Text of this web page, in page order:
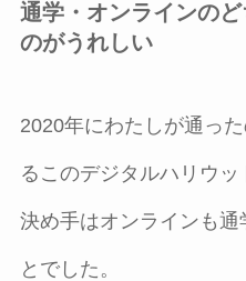
通学・オンラインの
のがうれしい
2020年にわたしが通っ
るこのデジタルハリウッ
決め手はオンラインも通
とでした。